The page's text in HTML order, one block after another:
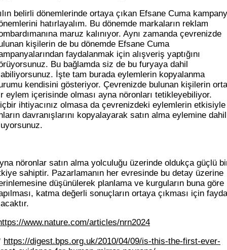
belirli dönemlerinde ortaya çıkan Efsane Cuma
hatırlayalım. Bu dönemde markaların reklam
maruz kalınıyor. Aynı zamanda çevrenizde
kişilerin de bu dönemde Efsane Cuma
faydalanmak için alışveriş yaptığını
Bu bağlamda siz de bu furyaya dahil
İşte tam burada eylemlerin kopyalanma
kendisini gösteriyor. Çevrenizde bulunan kişilerin
eylem içerisinde olması ayna nöronları tetikleyebiliyor.
ihtiyacınız olmasa da çevrenizdeki eylemlerin etkisiyle
davranışlarını kopyalayarak satın alma eylemine dahil
nöronlar satın alma yolculuğu üzerinde oldukça güçlü
sahiptir. Pazarlamanın her evresinde bu detay üzerine
düşünülerek planlama ve kurguların buna göre
katma değerli sonuçların ortaya çıkması için
www.nature.com/articles/nrn2024
https://digest.bps.org.uk/2010/04/09/is-this-the-first-ever-